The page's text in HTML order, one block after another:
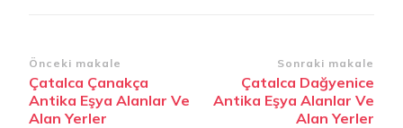
Yazı
dolaşımı
Önceki makale
Çatalca Çanakça
Antika Eşya Alanlar Ve
Alan Yerler
Sonraki makale
Çatalca Dağyenice
Antika Eşya Alanlar Ve
Alan Yerler